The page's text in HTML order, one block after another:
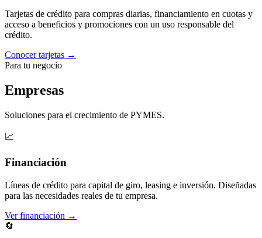
Tarjetas de crédito para compras diarias, financiamiento en cuotas y
acceso a beneficios y promociones con un uso responsable del
crédito.
Conocer tarjetas →
Para tu negocio
Empresas
Soluciones para el crecimiento de PYMES.
📈
Financiación
Líneas de crédito para capital de giro, leasing e inversión. Diseñadas
para las necesidades reales de tu empresa.
Ver financiación →
🔄